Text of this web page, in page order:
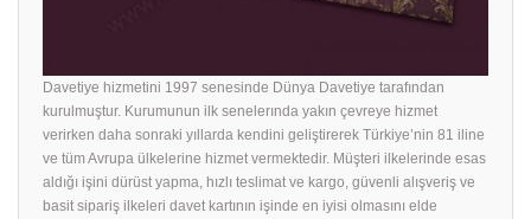
Davetiye hizmetini 1997 senesinde Dünya Davetiye tarafından
kurulmuştur. Kurumunun ilk senelerında yakın çevreye hizmet
verirken daha sonraki yıllarda kendini geliştirerek Türkiye’nin 81 iline
ve tüm Avrupa ülkelerine hizmet vermektedir. Müşteri ilkelerinde esas
aldığı işini dürüst yapma, hızlı teslimat ve kargo, güvenli alışveriş ve
basit sipariş ilkeleri davet kartının işinde en iyisi olmasını elde